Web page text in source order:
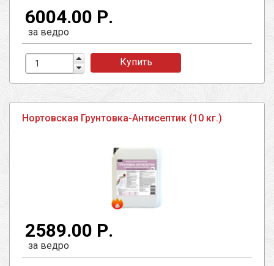
6004.00 Р.
за ведро
Купить
Нортовская Грунтовка-Антисептик (10 кг.)
2589.00 Р.
за ведро